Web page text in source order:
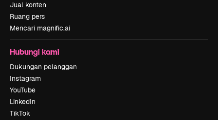
Jual konten
Ruang pers
Mencari magnific.ai
Hubungi kami
Dukungan pelanggan
Instagram
YouTube
LinkedIn
TikTok